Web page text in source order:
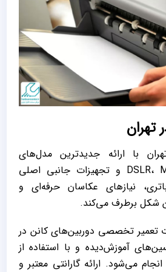
تهران
با ارائه جدیدترین مدل‌های
دوربین‌های DSLR، Mirrorless و تجهیزات جانبی اصلی
نیازهای عکاسان حرفه‌ای و
شکل برطرف می‌کند.
تعمیر تخصصی دوربین‌های کانن در
آموزش‌دیده و با استفاده از
انجام می‌شود. ارائه گارانتی معتبر و